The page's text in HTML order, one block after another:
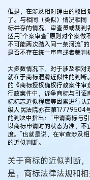
但是，在涉及相对理由的驳
了。与相同（类似）情况相
标并存的情况，审查员或裁判
适用“个案审查”原则对个案做
不可能两次踏入同一条河流”
是否不存在统一审查或者裁判
大多数情况下，对于涉及相
就在于商标混淆近似性的判
的《商标授权确权行政案件审
行政案件中，诉争商标与引
标标志近似程度等因素进行认
级人民法院亦在第17779504
的判决中指出：“申请商标与
以商标申请时的状态为准，
度。”也就是说，在审查涉及
的近似判断。
关于商标的近似判断
是，商标法律法规和